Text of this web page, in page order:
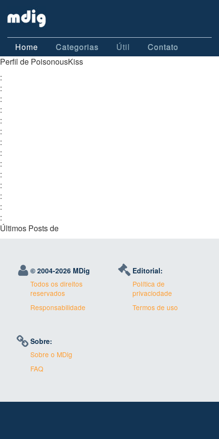
Home Categorias Útil
Contato
Perfil de PoisonousKiss
:
:
:
:
:
:
:
:
:
:
:
:
:
:
Últimos Posts de
© 2004-2026 MDig
Todos os direitos
reservados
Responsabilidade
Editorial:
Política de
privaciodade
Termos de uso
Sobre:
Sobre o MDig
FAQ